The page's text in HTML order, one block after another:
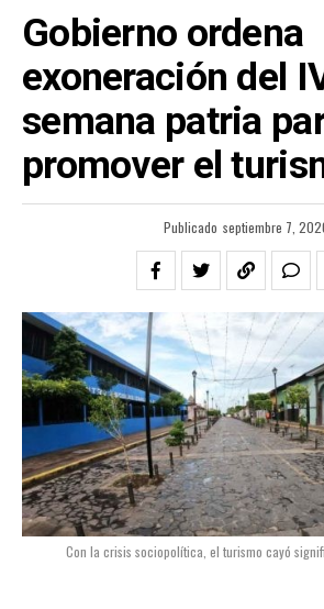
Gobierno ordena
exoneración del
semana patria
promover el
Publicado septiembre 7,
Con la crisis sociopolítica, el turismo cayó